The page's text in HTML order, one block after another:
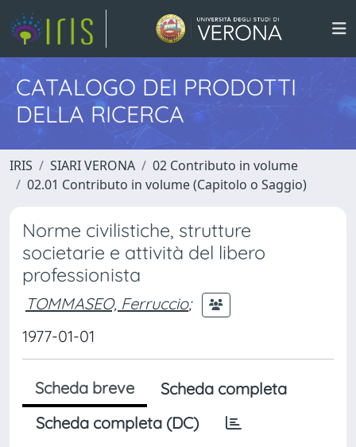
CATALOGO DEI PRODOTTI
DELLA RICERCA
IRIS SIARI VERONA
02 Contributo in volume
02.01 Contributo in volume (Capitolo o Saggio)
Norme civilistiche, strutture
societarie e attività del libero
professionista
TOMMASEO, Ferruccio;
1977-01-01
Scheda breve
Scheda completa
Scheda completa (DC)